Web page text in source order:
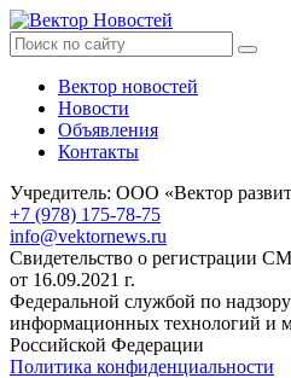
Вектор новостей
Новости
Объявления
Контакты
Учредитель: ООО «Вектор
+7 (978) 175-78-75
info@vektornews.ru
Свидетельство о регистрации
от 16.09.2021 г.
Федеральной службой по надзору
информационных технологий и
Российской Федерации
Политика конфиденциальности